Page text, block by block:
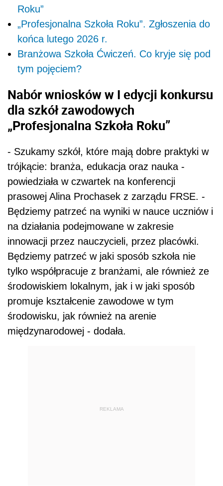
Roku”
„Profesjonalna Szkoła Roku”. Zgłoszenia do
końca lutego 2026 r.
Branżowa Szkoła Ćwiczeń. Co kryje się pod
tym pojęciem?
Nabór wniosków w I edycji konkursu
dla szkół zawodowych
„Profesjonalna Szkoła Roku”
- Szukamy szkół, które mają dobre praktyki w
trójkącie: branża, edukacja oraz nauka -
powiedziała w czwartek na konferencji
prasowej Alina Prochasek z zarządu FRSE. -
Będziemy patrzeć na wyniki w nauce uczniów i
na działania podejmowane w zakresie
innowacji przez nauczycieli, przez placówki.
Będziemy patrzeć w jaki sposób szkoła nie
tylko współpracuje z branżami, ale również ze
środowiskiem lokalnym, jak i w jaki sposób
promuje kształcenie zawodowe w tym
środowisku, jak również na arenie
międzynarodowej - dodała.
REKLAMA